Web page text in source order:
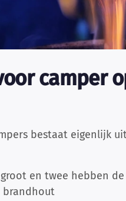
camper
bestaat eigenlijk
en twee hebben
brandhout